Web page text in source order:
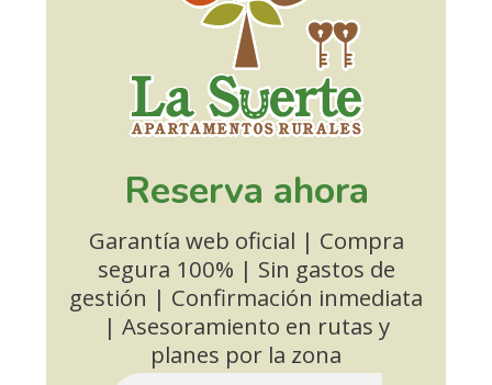
Reserva ahora
Garantía web oficial | Compra
segura 100% | Sin gastos de
gestión | Confirmación inmediata
| Asesoramiento en rutas y
planes por la zona